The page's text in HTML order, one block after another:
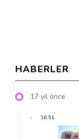
HABERLER
17 yıl önce
16:51